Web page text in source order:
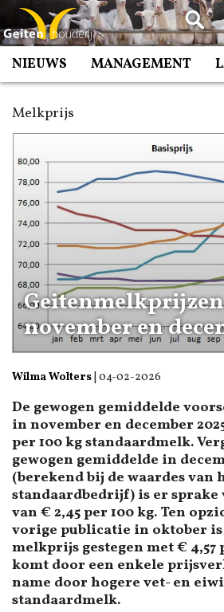
Spring
naar
inhoud
NIEUWS MANAGEMENT
Melkprijs
Geitenmelkprijzen
november en
Wilma Wolters 04-02-2026
De gewogen gemiddelde
in november en december
per 100 kg standaardmelk.
gewogen gemiddelde in
(berekend bij de waardes van
standaardbedrijf) is er sprake
van € 2,45 per 100 kg. Ten
vorige publicatie in oktober is
melkprijs gestegen met € 4,57
komt door een enkele
name door hogere vet- en
standaardmelk.